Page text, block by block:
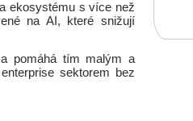
ekosystému s více než
na AI, které snižují
pomáhá tím malým a
sektorem bez